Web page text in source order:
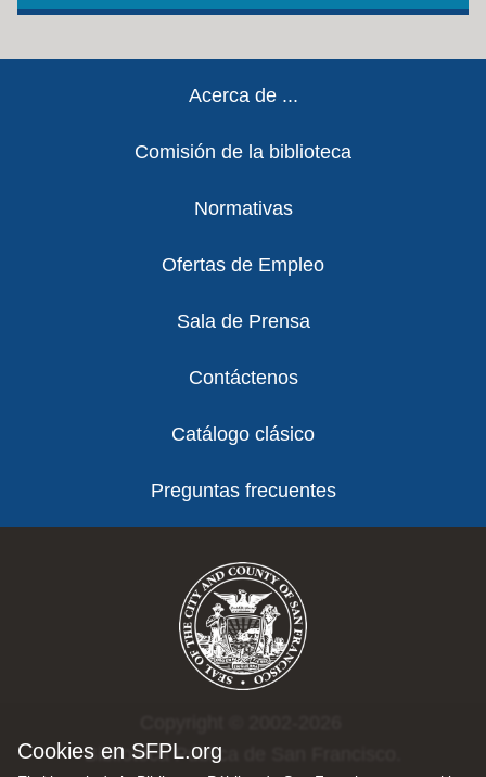
Cookies en SFPL.org
Acerca de ...
Comisión de la biblioteca
Normativas
Ofertas de Empleo
Sala de Prensa
Contáctenos
Catálogo clásico
Preguntas frecuentes
Biblioteca Pública de San Francisco.